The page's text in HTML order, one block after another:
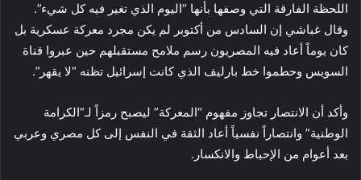
اللحظة الفارقة التي وصفها بأنها “اليوم الذي تغير فيه كل شيء”.
وقال غباشي إن السادس من أكتوبر لم يكن مجرد معركة عسكرية بل
كان يوماً أعاد فيه المصريون رسم ملامح مستقبلهم حين عبروا قناة
السويس وحطموا خط بارليف الذي كانت إسرائيل تظنه “لا يقهر”.
وأكد أن الانتصار تجاوز مفهوم “المعركة” ليصبح رمزاً لـ”الكرامة
الوطنية” وانتصاراً نفسياً أعاد الثقة في النفس إلى كل مصري وعربي
بعد أعوام من الإحباط والانكسار.